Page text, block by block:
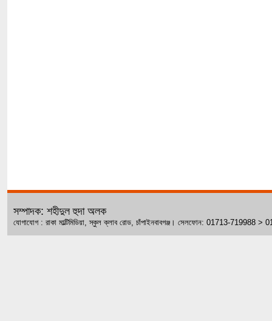
সম্পাদক: শহীদুল হুদা অলক
যোগাযোগ : রাকা মাল্টিমিডিয়া, স্কুল ক্লাব রোড, চাঁপাইনবাবগঞ্জ। সেলফোন: 01713-